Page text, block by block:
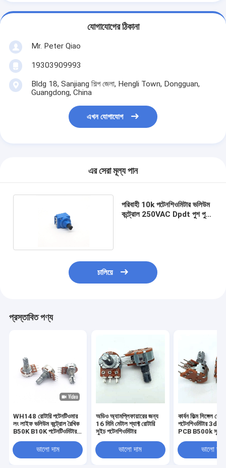
যোগাযোগের ঠিকানা
Mr. Peter Qiao
19303909993
Bldg 18, Sanjiang শিল্প জেলা, Hengli Town, Dongguan,
Guangdong, China
এখন যোগাযোগ
এর সেরা মূল্য পান
পরিবাহী 10k পটেনশিওমিটার ভলিউম
কন্ট্রোল 250VAC Dpdt পুশ পুল
চালিয়ে
প্রস্তাবিত পণ্য
WH148 রোটারি পটেনটিওমার
লং লাইফ ভলিউম কন্ট্রোল রৈখিক
B50K B10K পটেনটিওমিটার
পটেনটিওমিটারভালো দাম
অডিও অ্যামপ্লিফায়ারের জন্য
16 মিমি মেটাল শ্যাফ্ট রোটারি
সুইচ পটেনশিওমিটার
ভালো দাম
কার্বন ফিল্ম সিঙ্গেল
পটেনশিওমিটার 3dB
PCB B500k সুইচ
ভালো দাম